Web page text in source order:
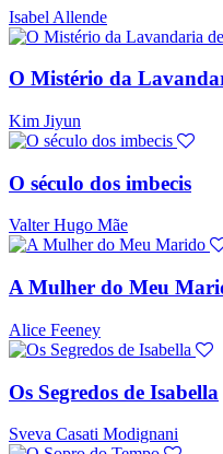
Isabel Allende
O Mistério da
Kim Jiyun
O século dos imbecis
Valter Hugo Mãe
A Mulher do Meu
Alice Feeney
Os Segredos de Isabella
Sveva Casati Modignani